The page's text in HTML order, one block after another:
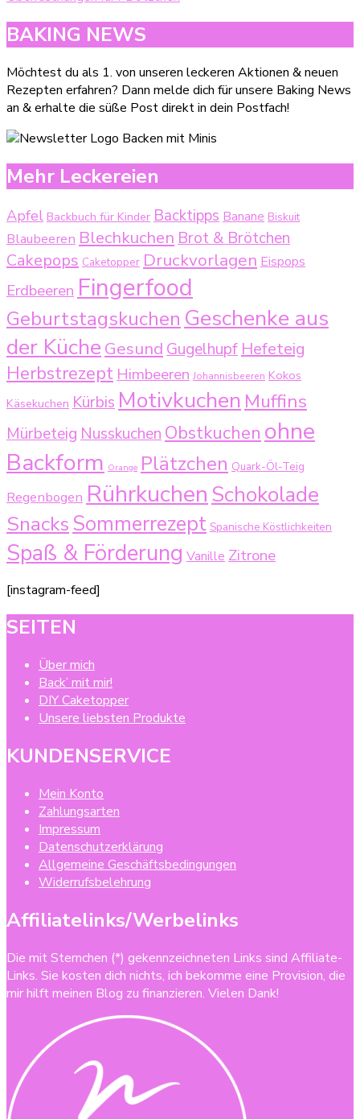
BAKING NEWS
Möchtest du als 1. von unseren leckeren Aktionen & neuen
Rezepten erfahren? Dann melde dich für unsere Baking News
an & erhalte die süße Post direkt in dein Postfach!
Mehr Leckereien
Apfel Backbuch für Kinder Backtipps Banane Biskuit
Blaubeeren Blechkuchen Brot & Brötchen
Cakepops Caketopper Druckvorlagen Eispops
Erdbeeren Fingerfood
Geburtstagskuchen Geschenke aus
der KücheGesund Gugelhupf Hefeteig
Herbstrezept Himbeeren Johannisbeeren Kokos
Käsekuchen Kürbis Motivkuchen Muffins
Mürbeteig Nusskuchen Obstkuchen ohne
Backform Orange Plätzchen Quark-Öl-Teig
Regenbogen Rührkuchen Schokolade
SnacksSommerrezept Spanische Köstlichkeiten
Spaß & Förderung Vanille Zitrone
[instagram-feed]
SEITEN
Über mich
Back’ mit mir!
DIY Caketopper
Unsere liebsten Produkte
KUNDENSERVICE
Mein Konto
Zahlungsarten
Impressum
Datenschutzerklärung
Allgemeine Geschäftsbedingungen
Widerrufsbelehrung
Affiliatelinks/Werbelinks
Die mit Sternchen (*) gekennzeichneten Links sind Affiliate-
Links. Sie kosten dich nichts, ich bekomme eine Provision, die
mir hilft meinen Blog zu finanzieren. Vielen Dank!